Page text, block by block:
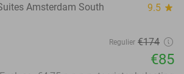
Amsterdam South 9.5 star
Regulier €174
€85